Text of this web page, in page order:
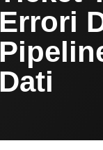
Errori
Dati